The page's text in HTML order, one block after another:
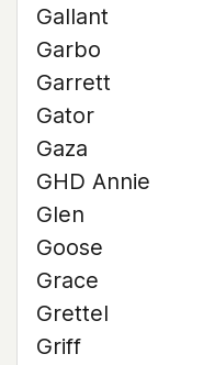
Gallant
Garbo
Garrett
Gator
Gaza
GHD Annie
Glen
Goose
Grace
Grettel
Griff